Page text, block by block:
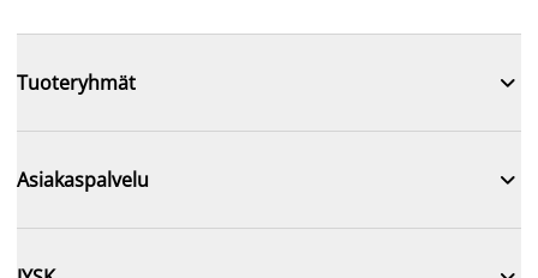
Tuoteryhmät 
Asiakaspalvelu 